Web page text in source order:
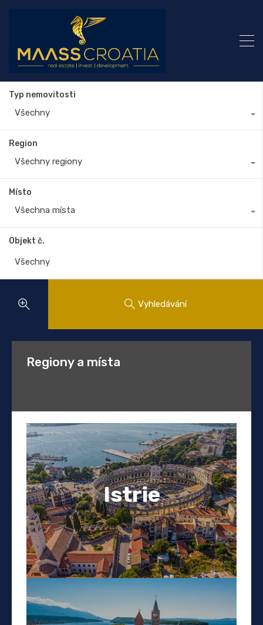
Typ nemovitosti
Všechny
Region
Všechny regiony
Místo
Všechna místa
Objekt č.
Vyhledávání
Regiony a místa
Istrie